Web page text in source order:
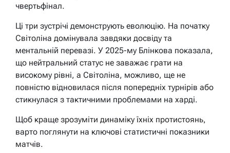
чвертьфінал.
Ці три зустрічі демонструють еволюцію. На початку
Світоліна домінувала завдяки досвіду та
ментальній перевазі. У 2025-му Блінкова показала,
що нейтральний статус не заважає грати на
високому рівні, а Світоліна, можливо, ще не
повністю відновилася після попередніх турнірів або
стикнулася з тактичними проблемами на харді.
Щоб краще зрозуміти динаміку їхніх протистоянь,
варто поглянути на ключові статистичні показники
матчів.